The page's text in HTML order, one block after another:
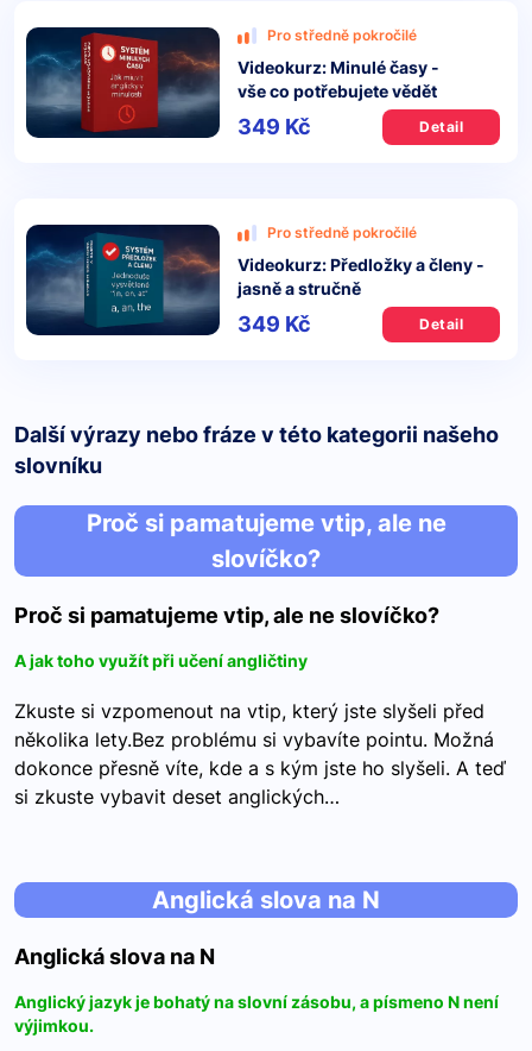
Pro středně pokročilé
Videokurz: Minulé časy -
vše co potřebujete vědět
349 Kč Detail
Pro středně pokročilé
Videokurz: Předložky a členy -
jasně a stručně
349 Kč Detail
Další výrazy nebo fráze v této kategorii našeho
slovníku
Proč si pamatujeme vtip, ale ne
slovíčko?
Proč si pamatujeme vtip, ale ne slovíčko?
A jak toho využít při učení angličtiny
Zkuste si vzpomenout na vtip, který jste slyšeli před
několika lety.Bez problému si vybavíte pointu. Možná
dokonce přesně víte, kde a s kým jste ho slyšeli. A teď
si zkuste vybavit deset anglických…
Anglická slova na N
Anglická slova na N
Anglický jazyk je bohatý na slovní zásobu, a písmeno N není
výjimkou.